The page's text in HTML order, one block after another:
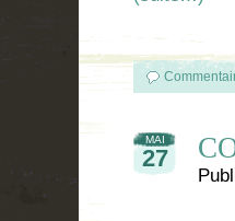
MAI
27